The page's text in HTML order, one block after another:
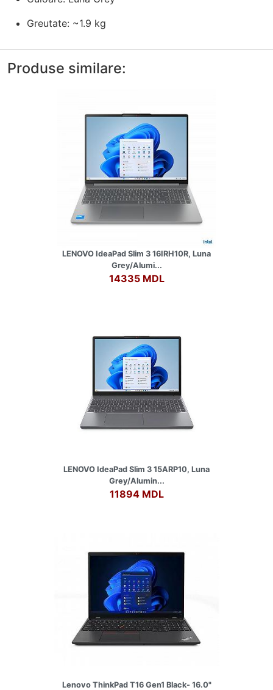
Greutate: ~1.9 kg
Produse similare:
LENOVO IdeaPad Slim 3 16IRH10R, Luna
Grey/Alumi...
14335 MDL
LENOVO IdeaPad Slim 3 15ARP10, Luna
Grey/Alumin...
11894 MDL
Lenovo ThinkPad T16 Gen1 Black- 16.0"